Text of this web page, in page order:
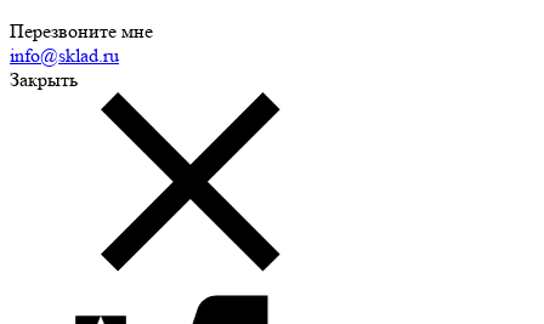
Перезвоните мне
info@sklad.ru
Закрыть